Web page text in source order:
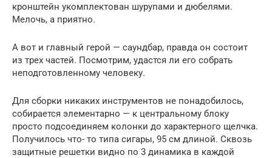
кронштейн укомплектован шурупами и дюбелями.
Мелочь, а приятно.
А вот и главный герой — саундбар, правда он состоит
из трех частей. Посмотрим, удастся ли его собрать
неподготовленному человеку.
Для сборки никаких инструментов не понадобилось,
собирается элементарно — к центральному блоку
просто подсоединяем колонки до характерного щелчка.
Получилось что- то типа сигары, 95 см длиной. Сквозь
защитные решетки видно по 3 динамика в каждой